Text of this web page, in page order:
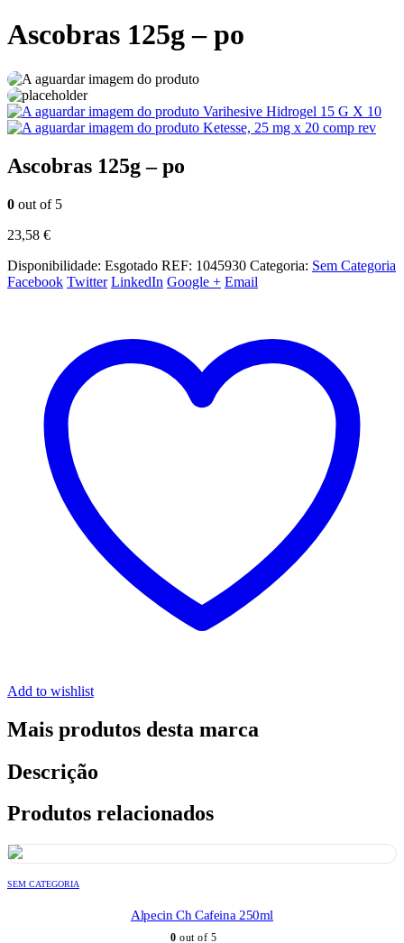
Ascobras 125g – po
Varihesive Hidrogel 15 G X 10
Ketesse, 25 mg x 20 comp rev
Ascobras 125g – po
0 out of 5
23,58 €
Disponibilidade: Esgotado REF: 1045930 Categoria: Sem Categoria
Facebook Twitter LinkedIn Google + Email
Add to wishlist
Mais produtos desta marca
Descrição
Produtos relacionados
SEM CATEGORIA
Alpecin Ch Cafeina 250ml
0 out of 5